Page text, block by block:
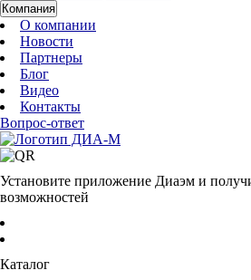
Компания
О компании
Новости
Партнеры
Блог
Видео
Контакты
Вопрос-ответ
Установите приложение Диаэм и
возможностей
Каталог